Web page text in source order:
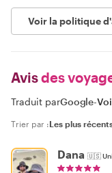
Voir la politique
Avisdes
Traduit parGoogle-
Trier par :
Dana 🇺🇸